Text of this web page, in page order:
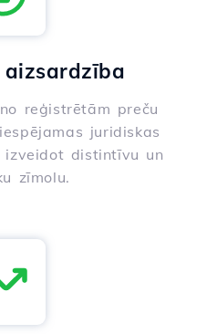
aizsardzība
reģistrētām preču
juridiskas
distintīvu un
zīmolu.